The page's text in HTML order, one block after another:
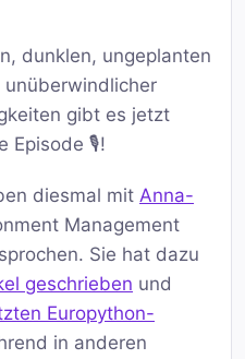
dunklen, ungeplanten
unüberwindlicher
gibt es jetzt
Episode 🎙️!
diesmal mit Anna-
Management
Sie hat dazu
geschrieben und
Europython-
in anderen